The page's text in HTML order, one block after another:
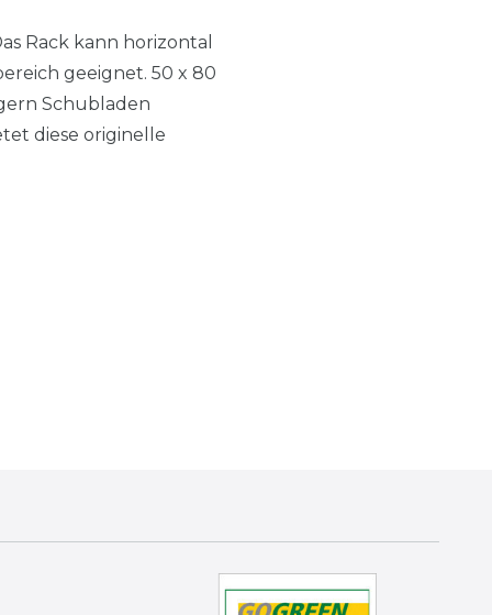
Rack kann horizontal
geeignet. 50 x 80
Schubladen
diese originelle